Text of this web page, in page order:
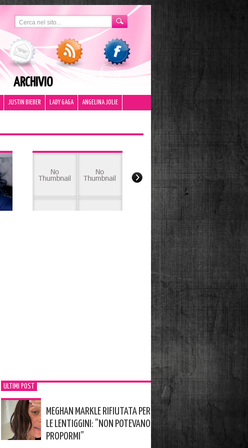
ARCHIVIO
JUSTIN BIEBER LADY GAGA ANGELINA JOLIE
ULTIMI POST
MEGHAN MARKLE RIFIUTATA PER
LE LENTIGGINI: ”NON POTEVANO
PROPORMI”